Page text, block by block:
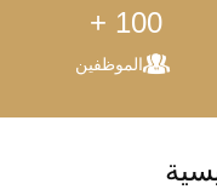
100 +
الموظفين